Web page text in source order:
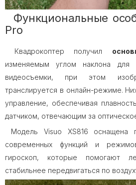
Функциональные
Pro
Квадрокоптер получил
изменяемым углом наклона для
видеосъемки, при этом
транслируется в онлайн-режиме.
управление, обеспечивая
датчиком, отвечающим за
Модель Visuo XS816 оснащена
современных функций и
гироскоп, которые помогают
стабильнее передвигаться по